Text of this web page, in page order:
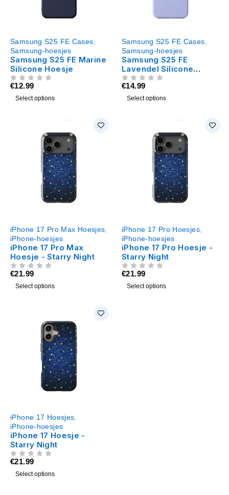
Samsung S25 FE Cases
Samsung-hoesjes
Samsung S25 FE Marine
Silicone Hoesje
€12.99
Select options
Samsung S25 FE Cases
Samsung-hoesjes
Samsung S25 FE
Lavendel Silicone
Hoesje
€14.99
Select options
iPhone 17 Pro Max Hoesjes
iPhone-hoesjes
iPhone 17 Pro Max
Hoesje - Starry Night
€21.99
Select options
iPhone 17 Pro Hoesjes,
iPhone-hoesjes
iPhone 17 Pro Hoesje -
Starry Night
€21.99
Select options
iPhone 17 Hoesjes
iPhone-hoesjes
iPhone 17 Hoesje -
Starry Night
€21.99
Select options